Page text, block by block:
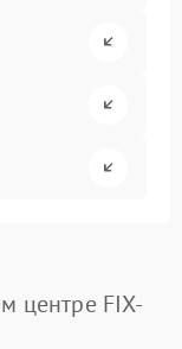
центре FIX-